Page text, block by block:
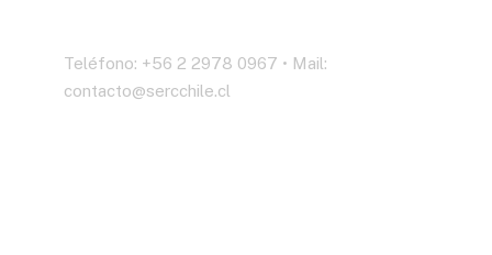
Teléfono: +56 2 2978 0967 • Mail:
contacto@sercchile.cl